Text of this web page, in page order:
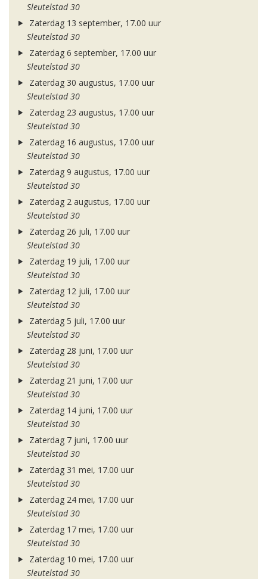
Sleutelstad 30
Zaterdag 13 september, 17.00 uur
Sleutelstad 30
Zaterdag 6 september, 17.00 uur
Sleutelstad 30
Zaterdag 30 augustus, 17.00 uur
Sleutelstad 30
Zaterdag 23 augustus, 17.00 uur
Sleutelstad 30
Zaterdag 16 augustus, 17.00 uur
Sleutelstad 30
Zaterdag 9 augustus, 17.00 uur
Sleutelstad 30
Zaterdag 2 augustus, 17.00 uur
Sleutelstad 30
Zaterdag 26 juli, 17.00 uur
Sleutelstad 30
Zaterdag 19 juli, 17.00 uur
Sleutelstad 30
Zaterdag 12 juli, 17.00 uur
Sleutelstad 30
Zaterdag 5 juli, 17.00 uur
Sleutelstad 30
Zaterdag 28 juni, 17.00 uur
Sleutelstad 30
Zaterdag 21 juni, 17.00 uur
Sleutelstad 30
Zaterdag 14 juni, 17.00 uur
Sleutelstad 30
Zaterdag 7 juni, 17.00 uur
Sleutelstad 30
Zaterdag 31 mei, 17.00 uur
Sleutelstad 30
Zaterdag 24 mei, 17.00 uur
Sleutelstad 30
Zaterdag 17 mei, 17.00 uur
Sleutelstad 30
Zaterdag 10 mei, 17.00 uur
Sleutelstad 30